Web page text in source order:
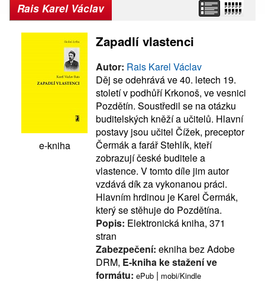
Rais Karel Václav
e-kniha
Zapadlí vlastenci
Autor: Rais Karel Václav
Děj se odehrává ve 40. letech 19.
století v podhůří Krkonoš, ve vesnici
Pozdětín. Soustředil se na otázku
buditelských kněží a učitelů. Hlavní
postavy jsou učitel Čížek, preceptor
Čermák a farář Stehlík, kteří
zobrazují české buditele a
vlastence. V tomto díle jim autor
vzdává dík za vykonanou práci.
Hlavním hrdinou je Karel Čermák,
který se stěhuje do Pozdětína.
Popis: Elektronická kniha, 371
stran
Zabezpečení: ekniha bez Adobe
DRM, E-kniha ke stažení ve
formátu: ePub | mobi/Kindle